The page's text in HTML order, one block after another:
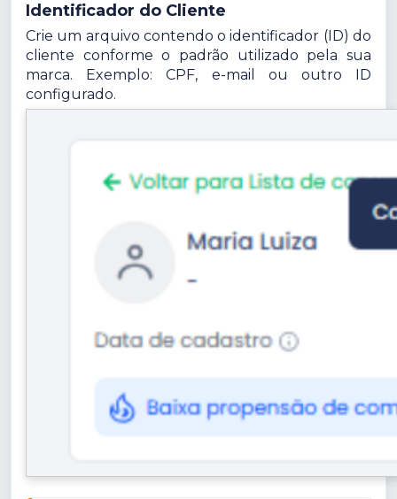
Identificador do Cliente
Crie um arquivo contendo o identificador (ID) do
cliente conforme o padrão utilizado pela sua
marca. Exemplo: CPF, e-mail ou outro ID
configurado.